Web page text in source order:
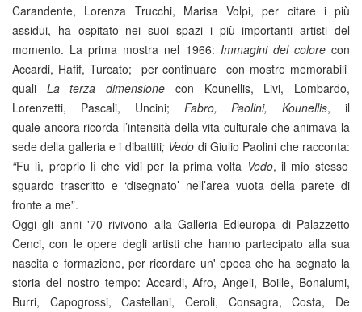
Carandente, Lorenza Trucchi, Marisa Volpi, per citare i più
assidui, ha ospitato nei suoi spazi i più importanti artisti del
momento. La prima mostra nel 1966: Immagini del colorecon
Accardi, Hafif, Turcato; per continuare con mostre memorabili
quali La terza dimensione con Kounellis, Livi, Lombardo,
Lorenzetti, Pascali, Uncini; Fabro, Paolini, Kounellis, il
quale ancora ricorda l’intensità della vita culturale che animava la
sede della galleria e i dibattiti; Vedo di Giulio Paolini che racconta:
“Fu lì, proprio lì che vidi per la prima volta Vedo, il mio stesso
sguardo trascritto e ‘disegnato’ nell’area vuota della parete di
fronte a me”.
Oggi gli anni '70 rivivono alla Galleria Edieuropa di Palazzetto
Cenci, con le opere degli artisti che hanno partecipato alla sua
nascita e formazione, per ricordare un' epoca che ha segnato la
storia del nostro tempo: Accardi, Afro, Angeli, Boille, Bonalumi,
Burri, Capogrossi, Castellani, Ceroli, Consagra, Costa, De